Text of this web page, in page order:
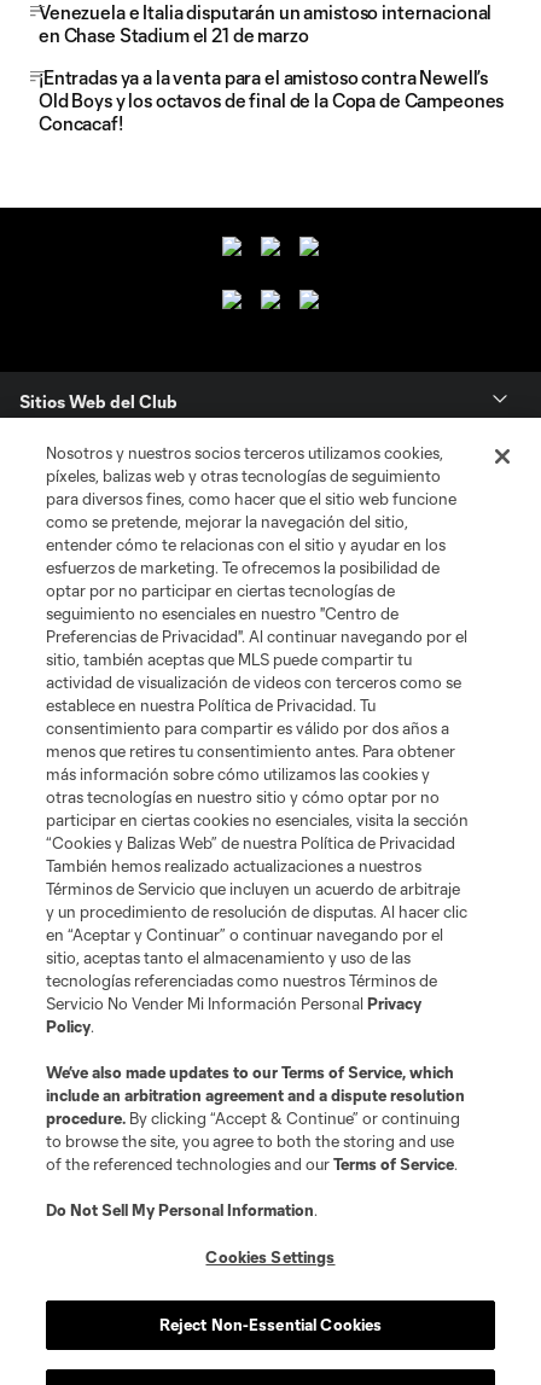
Venezuela e Italia disputarán un amistoso internacional
en Chase Stadium el 21 de marzo
¡Entradas ya a la venta para el amistoso contra Newell’s
Old Boys y los octavos de final de la Copa de Campeones
Concacaf!
Sitios Web del Club
Club
Tickets
News
MLSSOCCER.COM
Terminos de servicio
Politica de privacidad
Do Not Sell or Share My Personal Information
Cookies Settings
©2026 MLS. The Major League Soccer and MLS name and shield are
registered trademarks of Major League Soccer, L.L.C. (“MLS”). The names
and logos of MLS teams are registered and/or common law trademarks of
MLS or are used with the permission of their owners. Any unauthorized use
is forbidden.
Nosotros y nuestros socios terceros utilizamos cookies,
píxeles, balizas web y otras tecnologías de seguimiento
para diversos fines, como hacer que el sitio web funcione
como se pretende, mejorar la navegación del sitio,
entender cómo te relacionas con el sitio y ayudar en los
esfuerzos de marketing. Te ofrecemos la posibilidad de
optar por no participar en ciertas tecnologías de
seguimiento no esenciales en nuestro "Centro de
Preferencias de Privacidad". Al continuar navegando por el
sitio, también aceptas que MLS puede compartir tu
actividad de visualización de videos con terceros como se
establece en nuestra Política de Privacidad. Tu
consentimiento para compartir es válido por dos años a
menos que retires tu consentimiento antes. Para obtener
más información sobre cómo utilizamos las cookies y
otras tecnologías en nuestro sitio y cómo optar por no
participar en ciertas cookies no esenciales, visita la sección
“Cookies y Balizas Web” de nuestra Política de Privacidad
También hemos realizado actualizaciones a nuestros
Términos de Servicio que incluyen un acuerdo de arbitraje
y un procedimiento de resolución de disputas. Al hacer clic
en “Aceptar y Continuar” o continuar navegando por el
sitio, aceptas tanto el almacenamiento y uso de las
tecnologías referenciadas como nuestros Términos de
Servicio No Vender Mi Información PersonalPrivacy
Policy.
We’ve also made updates to ourTerms of Service, which
include an arbitration agreement and a dispute resolution
procedure. By clicking “Accept & Continue” or continuing
to browse the site, you agree to both the storing and use
of the referenced technologies and ourTerms of Service.
Do Not Sell My Personal Information.
Cookies Settings
Reject Non-Essential Cookies